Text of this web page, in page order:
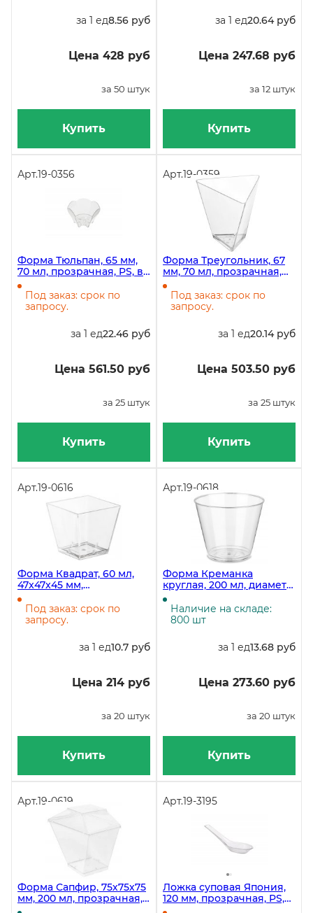
за 1 ед8.56 руб
Цена 428 руб
за 50 штук
Купить
за 1 ед20.64 руб
Цена 247.68 руб
за 12 штук
Купить
Арт.19-0356
Форма Тюльпан, 65 мм,
70 мл, прозрачная, PS, в
упаковке 25 штук, в
коробке 500 штук
Под заказ: срок по
запросу.
за 1 ед22.46 руб
Цена 561.50 руб
за 25 штук
Купить
Арт.19-0359
Форма Треугольник, 67
мм, 70 мл, прозрачная,
PS, в упаковке 25 штук, в
коробке 500 штук
Под заказ: срок по
запросу.
за 1 ед20.14 руб
Цена 503.50 руб
за 25 штук
Купить
Арт.19-0616
Форма Квадрат, 60 мл,
47x47x45 мм,
прозрачная, PS, 20 штук
Под заказ: срок по
запросу.
за 1 ед10.7 руб
Цена 214 руб
за 20 штук
Купить
Арт.19-0618
Форма Креманка
круглая, 200 мл, диаметр
88 мм, высота 72 мм,
прозрачная PS, 20 штук
Наличие на складе:
800 шт
за 1 ед13.68 руб
Цена 273.60 руб
за 20 штук
Купить
Арт.19-0619
Форма Сапфир, 75х75х75
мм, 200 мл, прозрачная,
PS, в упаковке 20 штук, в
Арт.19-3195
Ложка суповая Япония,
120 мм, прозрачная, PS,
20 штук в упаковке